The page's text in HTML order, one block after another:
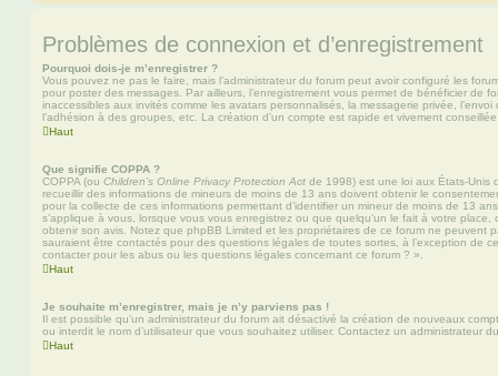
Problèmes de connexion et d’enregistrement
Pourquoi dois-je m’enregistrer ?
Vous pouvez ne pas le faire, mais l’administrateur du forum peut avoir configuré les
pour poster des messages. Par ailleurs, l’enregistrement vous permet de bénéficier de
inaccessibles aux invités comme les avatars personnalisés, la messagerie privée,
l’adhésion à des groupes, etc. La création d’un compte est rapide et vivement
Haut
Que signifie COPPA ?
COPPA (ou Children’s Online Privacy Protection Act de 1998) est une loi aux États-Unis
recueillir des informations de mineurs de moins de 13 ans doivent obtenir le
pour la collecte de ces informations permettant d’identifier un mineur de moins de 13
s’applique à vous, lorsque vous vous enregistrez ou que quelqu’un le fait à votre
obtenir son avis. Notez que phpBB Limited et les propriétaires de ce forum ne peuvent
sauraient être contactés pour des questions légales de toutes sortes, à l’exception de
contacter pour les abus ou les questions légales concernant ce forum ? ».
Haut
Je souhaite m’enregistrer, mais je n’y parviens pas !
Il est possible qu’un administrateur du forum ait désactivé la création de nouveaux
ou interdit le nom d’utilisateur que vous souhaitez utiliser. Contactez un administrateur
Haut